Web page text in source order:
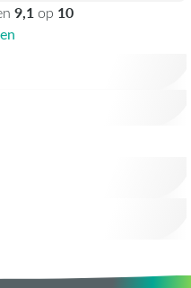
9,1 op 10